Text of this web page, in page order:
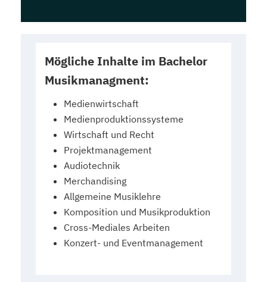
Mögliche Inhalte im Bachelor
Musikmanagment:
Medienwirtschaft
Medienproduktionssysteme
Wirtschaft und Recht
Projektmanagement
Audiotechnik
Merchandising
Allgemeine Musiklehre
Komposition und Musikproduktion
Cross-Mediales Arbeiten
Konzert- und Eventmanagement